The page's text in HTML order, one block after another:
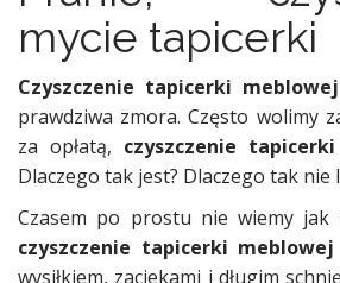
mycie tapicerki
Czyszczenie tapicerki meblowej
prawdziwa zmora. Często wolimy
za opłatą, czyszczenie tapicerki
Dlaczego tak jest? Dlaczego tak nie
Czasem po prostu nie wiemy jak
czyszczenie tapicerki meblowej
wysiłkiem, zaciekami i długim